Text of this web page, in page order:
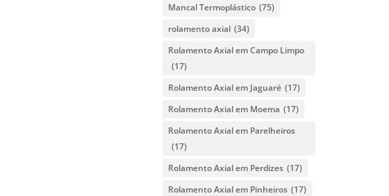
Mancal Termoplástico (75)
rolamento axial (34)
Rolamento Axial em Campo Limpo
(17)
Rolamento Axial em Jaguaré (17)
Rolamento Axial em Moema (17)
Rolamento Axial em Parelheiros
(17)
Rolamento Axial em Perdizes (17)
Rolamento Axial em Pinheiros (17)